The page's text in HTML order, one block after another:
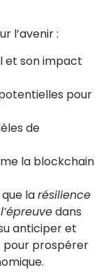
l’avenir :
et son impact
pour
de
la blockchain
larésilience
dans
anticiper et
pour prospérer